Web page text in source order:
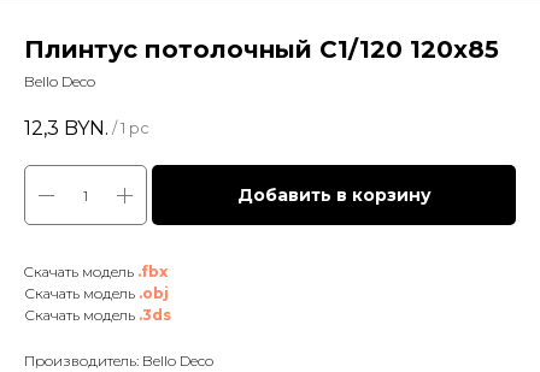
Плинтус потолочный С1/120 120х85
Bello Deco
12,3 BYN. / 1 pc
Добавить в корзину
Cкачать модель .fbx
Скачать модель .obj
Скачать модель .3ds
Производитель: Bello Deco